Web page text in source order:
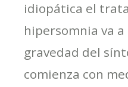
idiopática el
hipersomnia va
gravedad del
comienza con